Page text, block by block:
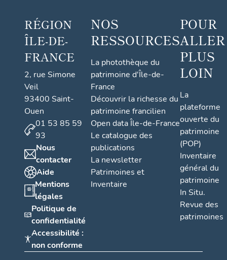
RÉGION
ÎLE-DE-
FRANCE
2, rue Simone
Veil
93400 Saint-
Ouen
01 53 85 59
93
Nous
contacter
Aide
Mentions
légales
Politique de
confidentialité
Accessibilité :
non conforme
NOS
RESSOURCES
La photothèque du
patrimoine d'Île-de-
France
Découvrir la richesse du
patrimoine francilien
Open data Île-de-France
Le catalogue des
publications
La newsletter
Patrimoines et
Inventaire
POUR
ALLER
PLUS
LOIN
La
plateforme
ouverte du
patrimoine
(POP)
Inventaire
général du
patrimoine
In Situ.
Revue des
patrimoines